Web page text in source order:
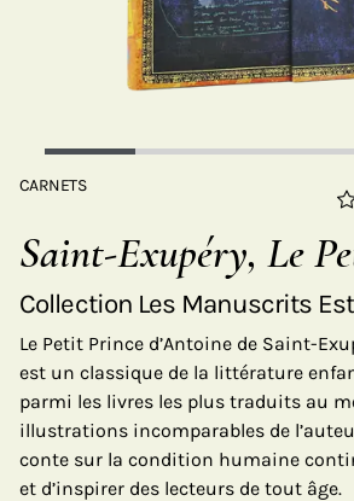
CARNETS
Saint-Exupéry, Le
Collection Les Manuscrits
Le Petit Prince d’Antoine de Saint-
est un classique de la littérature
parmi les livres les plus traduits au
illustrations incomparables de
conte sur la condition humaine
et d’inspirer des lecteurs de tout âge.